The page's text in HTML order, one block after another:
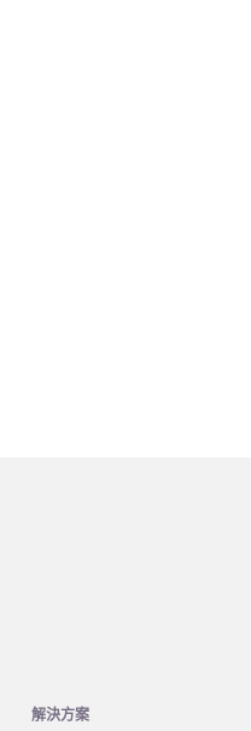
解決方案